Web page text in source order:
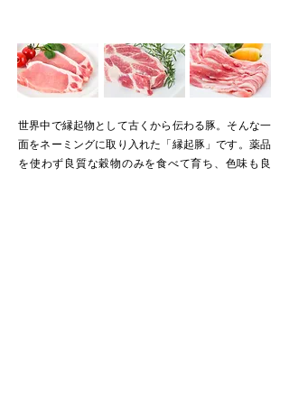
世界中で縁起物として古くから伝わる豚。そんな一
面をネーミングに取り入れた「縁起豚」です。薬品
を使わず良質な穀物のみを食べて育ち、色味も良